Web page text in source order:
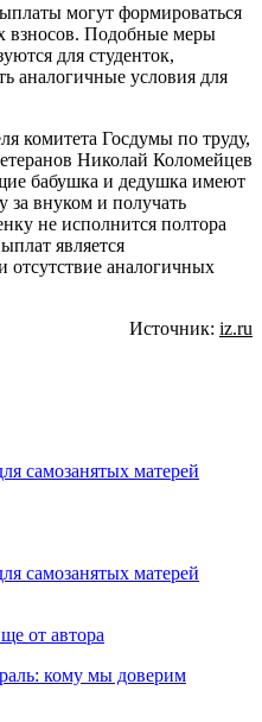
могут формироваться
взносов. Подобные меры
для студенток,
аналогичные условия для
комитета Госдумы по труду,
Николай Коломейцев
бабушка и дедушка имеют
за внуком и получать
не исполнится полтора
является
отсутствие аналогичных
Источник: iz.ru
самозанятых матерей
самозанятых матерей
от автора
кому мы доверим